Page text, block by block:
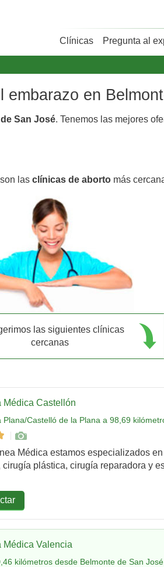
Clínicas Pregunta al
en
San José. Tenemos las mejores
las clínicas de aborto más
las siguientes clínicas
cercanas
Médica Castellón
Plana/Castelló de la Plana a 98,69
Médica estamos especializados
cirugía plástica, cirugía reparadora y
Médica Valencia
kilómetros desde Belmonte de San